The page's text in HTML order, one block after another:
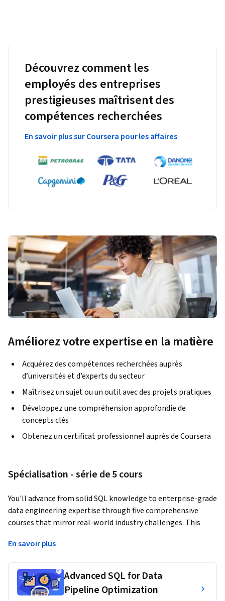
Découvrez comment les
employés des entreprises
prestigieuses maîtrisent des
compétences recherchées
En savoir plus sur Coursera pour les affaires
Améliorez votre expertise en la matière
Acquérez des compétences recherchées auprès
d’universités et d’experts du secteur
Maîtrisez un sujet ou un outil avec des projets pratiques
Développez une compréhension approfondie de
concepts clés
Obtenez un certificat professionnel auprès de Coursera
Spécialisation - série de 5 cours
You'll advance from solid SQL knowledge to enterprise-grade
data engineering expertise through five comprehensive
courses that mirror real-world industry challenges. This
architectural thinking, and operational practices essential
You'll develop deep proficiency in complex data pipeline
development, from automated ELT processes and
En savoir plus
Advanced SQL for Data
Pipeline Optimization